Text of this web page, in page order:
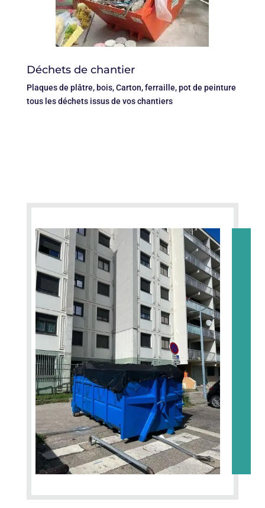
Déchets de chantier
Plaques de plâtre, bois, Carton, ferraille, pot de peinture
tous les déchets issus de vos chantiers